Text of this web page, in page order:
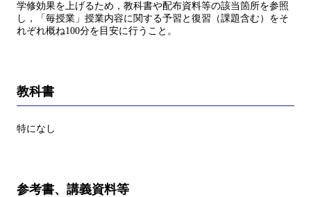
学修効果を上げるため，教科書や配布資料等の該当箇所を参照
し，「毎授業」授業内容に関する予習と復習（課題含む）をそ
れぞれ概ね100分を目安に行うこと。
教科書
特になし
参考書、講義資料等